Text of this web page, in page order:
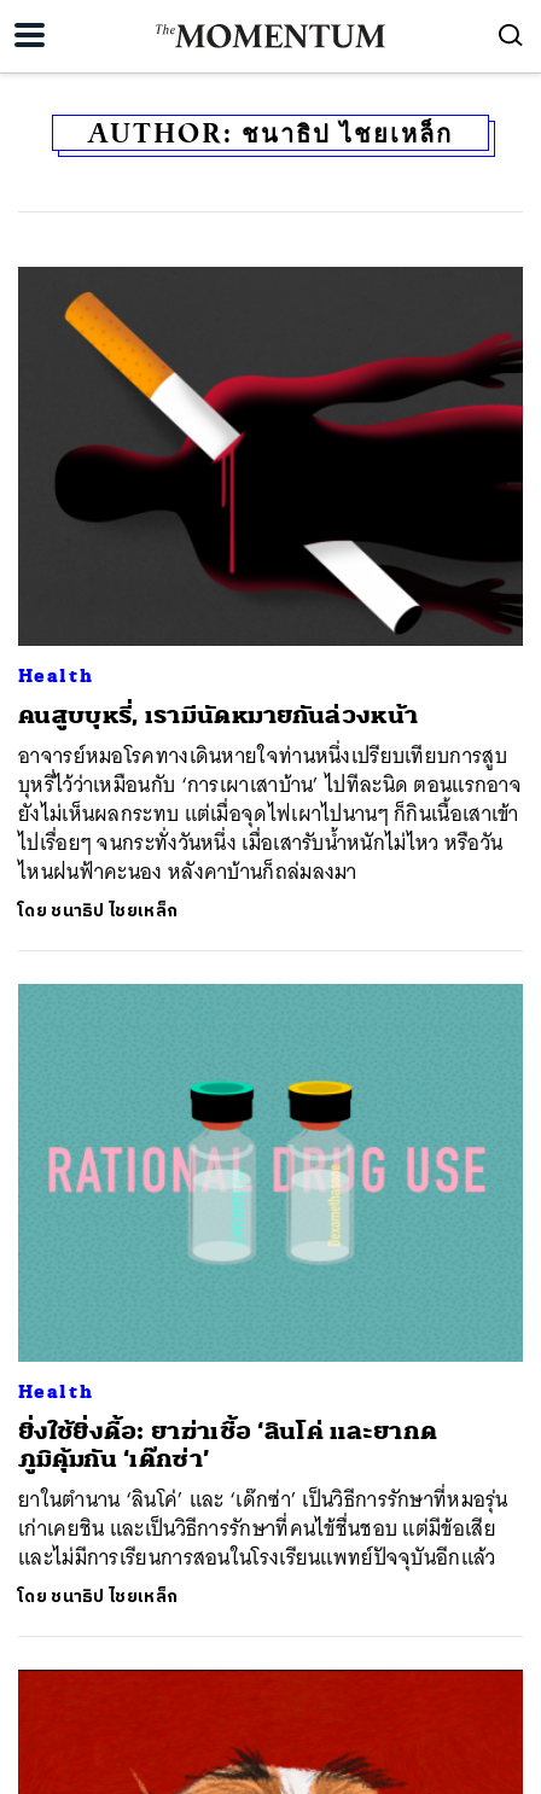
AUTHOR: ชนาธิป ไชยเหล็ก
Health
คนสูบบุหรี่, เรามีนัดหมายกันล่วงหน้า
อาจารย์หมอโรคทางเดินหายใจท่านหนึ่งเปรียบเทียบการสูบ
บุหรี่ไว้ว่าเหมือนกับ ‘การเผาเสาบ้าน’ ไปทีละนิด ตอนแรกอาจ
ยังไม่เห็นผลกระทบ แต่เมื่อจุดไฟเผาไปนานๆ ก็กินเนื้อเสาเข้า
ไปเรื่อยๆ จนกระทั่งวันหนึ่ง เมื่อเสารับน้ำหนักไม่ไหว หรือวัน
ไหนฝนฟ้าคะนอง หลังคาบ้านก็ถล่มลงมา
โดย ชนาธิป ไชยเหล็ก
Health
ยิ่งใช้ยิ่งดื้อ: ยาฆ่าเชื้อ ‘ลินโค่ และยากด
ภูมิคุ้มกัน ‘เด๊กซ่า’
ยาในตำนาน ‘ลินโค่’ และ ‘เด๊กซ่า’ เป็นวิธีการรักษาที่หมอรุ่น
เก่าเคยชิน และเป็นวิธีการรักษาที่คนไข้ชื่นชอบ แต่มีข้อเสีย
และไม่มีการเรียนการสอนในโรงเรียนแพทย์ปัจจุบันอีกแล้ว
โดย ชนาธิป ไชยเหล็ก
SHARE TWEET LINE EMAIL